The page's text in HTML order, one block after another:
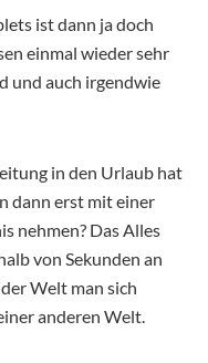
ist dann ja doch
einmal wieder sehr
und auch irgendwie
in den Urlaub hat
dann erst mit einer
nehmen? Das Alles
von Sekunden an
Welt man sich
anderen Welt.